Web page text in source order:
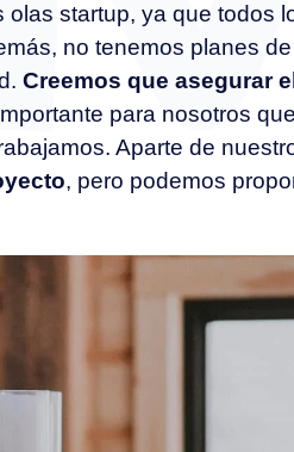
startup, ya que todos
no tenemos planes
Creemos que asegurar
para nosotros
Aparte de
, pero podemos